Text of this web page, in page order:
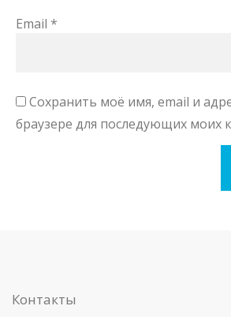
Email *
Сохранить моё имя, email и
браузере для последующих моих
Контакты